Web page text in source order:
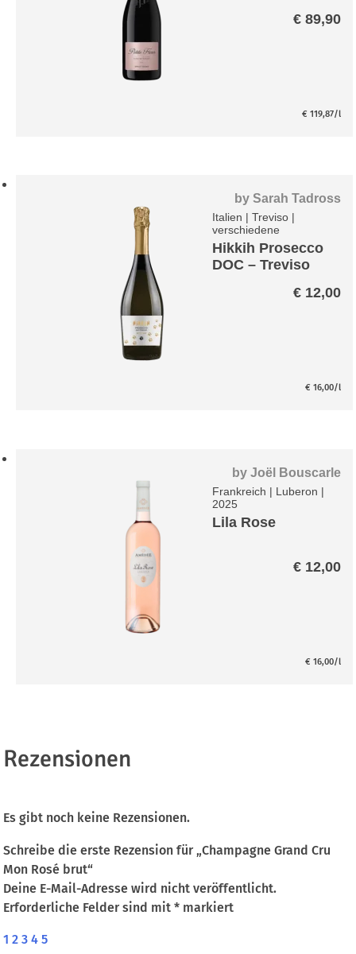
€89,90
€ 119,87/l
by Sarah Tadross
Italien |Treviso |
verschiedene
Hikkih Prosecco
DOC – Treviso
€12,00
€ 16,00/l
by Joël Bouscarle
Frankreich | Luberon |
2025
Lila Rose
€12,00
€ 16,00/l
Rezensionen
Es gibt noch keine Rezensionen.
Schreibe die erste Rezension für „Champagne Grand Cru
Mon Rosé brut“
Deine E-Mail-Adresse wird nicht veröffentlicht.
Erforderliche Felder sind mit* markiert
1 2 3 4 5